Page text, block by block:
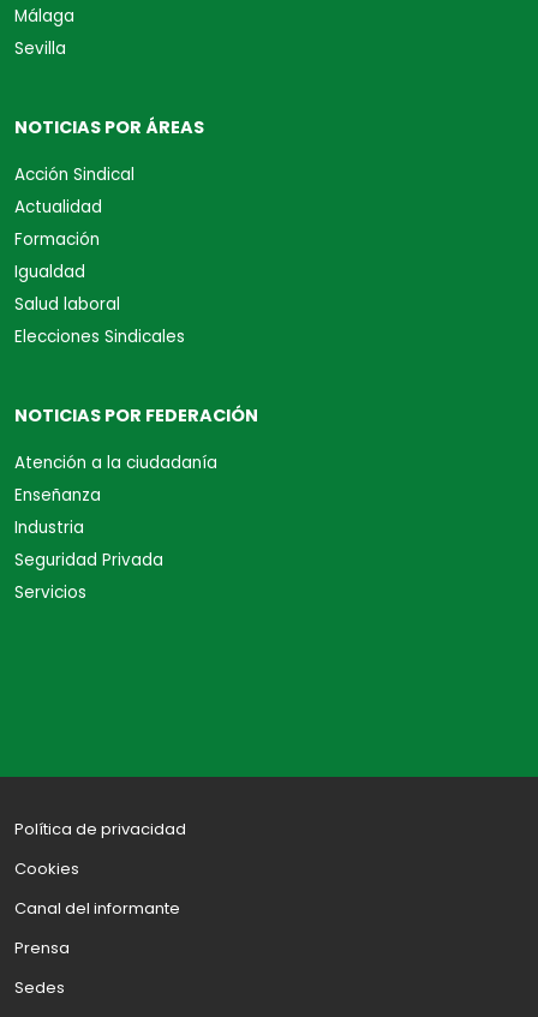
Málaga
Sevilla
NOTICIAS POR ÁREAS
Acción Sindical
Actualidad
Formación
Igualdad
Salud laboral
Elecciones Sindicales
NOTICIAS POR FEDERACIÓN
Atención a la ciudadanía
Enseñanza
Industria
Seguridad Privada
Servicios
Política de privacidad
Cookies
Canal del informante
Prensa
Sedes